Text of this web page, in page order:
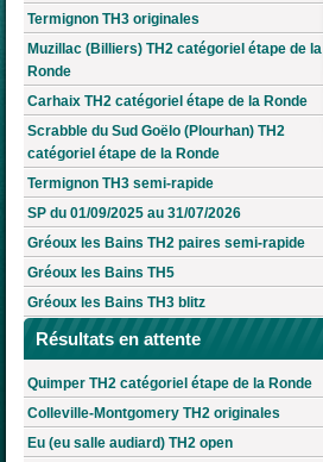
Termignon TH3 originales
Muzillac (Billiers) TH2 catégoriel étape de la
Ronde
Carhaix TH2 catégoriel étape de la Ronde
Scrabble du Sud Goëlo (Plourhan) TH2
catégoriel étape de la Ronde
Termignon TH3 semi-rapide
SP du 01/09/2025 au 31/07/2026
Gréoux les Bains TH2 paires semi-rapide
Gréoux les Bains TH5
Gréoux les Bains TH3 blitz
Résultats en attente
Quimper TH2 catégoriel étape de la Ronde
Colleville-Montgomery TH2 originales
Eu (eu salle audiard) TH2 open